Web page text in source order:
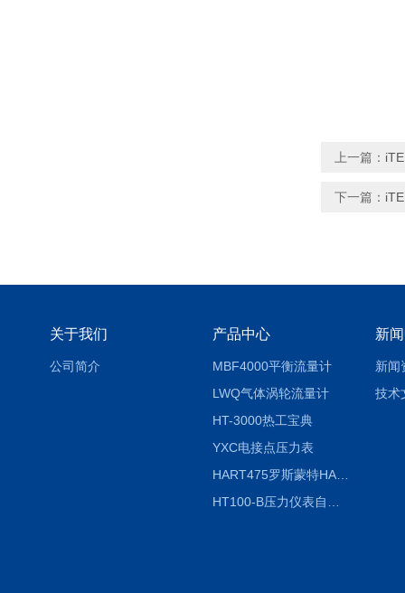
上一篇：
下一篇：
关于我们
公司简介
产品中心
MBF4000平衡流量计
LWQ气体涡轮流量计
HT-3000热工宝典
YXC电接点压力表
HART475罗斯蒙特HART475手操器
新
新闻
技术